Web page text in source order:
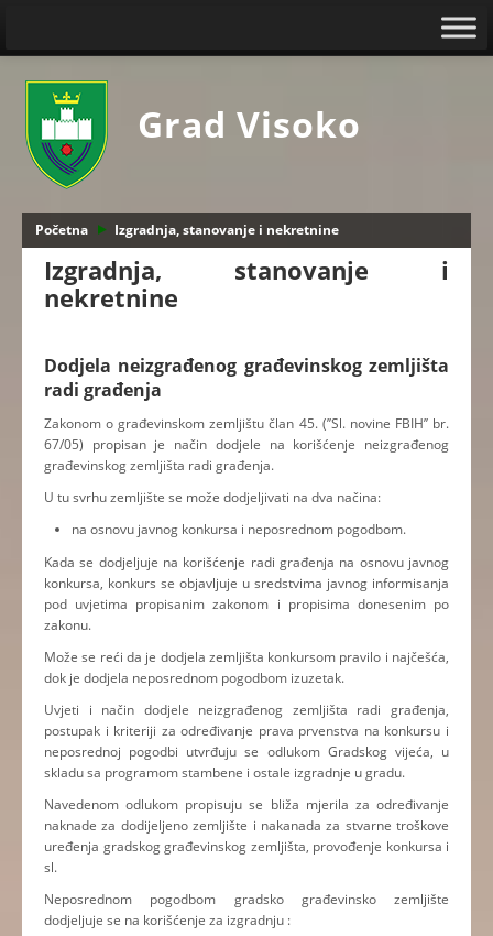
Grad Visoko
Početna Izgradnja, stanovanje i nekretnine
Izgradnja, stanovanje i
nekretnine
Dodjela neizgrađenog građevinskog zemljišta
radi građenja
Zakonom o građevinskom zemljištu član 45. (’’Sl. novine FBIH’’ br.
67/05) propisan je način dodjele na korišćenje neizgrađenog
građevinskog zemljišta radi građenja.
U tu svrhu zemljište se može dodjeljivati na dva načina:
na osnovu javnog konkursa i neposrednom pogodbom.
Kada se dodjeljuje na korišćenje radi građenja na osnovu javnog
konkursa, konkurs se objavljuje u sredstvima javnog informisanja
pod uvjetima propisanim zakonom i propisima donesenim po
zakonu.
Može se reći da je dodjela zemljišta konkursom pravilo i najčešća,
dok je dodjela neposrednom pogodbom izuzetak.
Uvjeti i način dodjele neizgrađenog zemljišta radi građenja,
postupak i kriteriji za određivanje prava prvenstva na konkursu i
neposrednoj pogodbi utvrđuju se odlukom Gradskog vijeća, u
skladu sa programom stambene i ostale izgradnje u gradu.
Navedenom odlukom propisuju se bliža mjerila za određivanje
naknade za dodijeljeno zemljište i nakanada za stvarne troškove
uređenja gradskog građevinskog zemljišta, provođenje konkursa i
sl.
Neposrednom pogodbom gradsko građevinsko zemljište
dodjeljuje se na korišćenje za izgradnju :